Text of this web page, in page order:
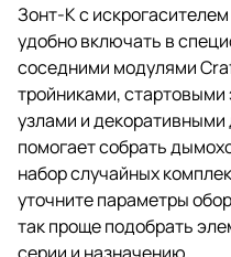
Зонт-К с
удобно включать в
соседними модулями
тройниками,
узлами и
помогает собрать
набор случайных
уточните параметры
так проще подобрать